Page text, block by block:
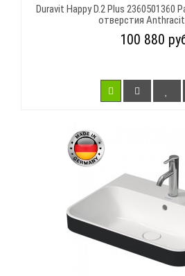
Duravit Happy D.2 Plus 2360501360
отверстия
100 880